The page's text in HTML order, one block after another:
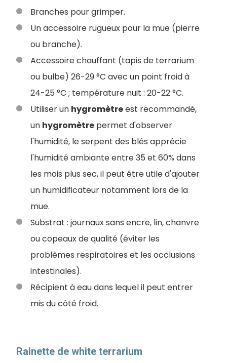
Branches pour grimper.
Un accessoire rugueux pour la mue (pierre
ou branche).
Accessoire chauffant (tapis de terrarium
ou bulbe) 26-29 °C avec un point froid à
24-25 °C ; température nuit : 20-22 °C.
Utiliser un hygromètreest recommandé,
un hygromètre permet d'observer
l'humidité, le serpent des blés apprécie
l'humidité ambiante entre 35 et 60% dans
les mois plus sec, il peut être utile d'ajouter
un humidificateur notamment lors de la
mue.
Substrat : journaux sans encre, lin, chanvre
ou copeaux de qualité (éviter les
problèmes respiratoires et les occlusions
intestinales).
Récipient à eau dans lequel il peut entrer
mis du côté froid.
Rainette de white terrarium